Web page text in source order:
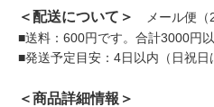
＜配送について＞
メール便（
■送料：600円です。合計3000円
■発送予定目安：4日以内（日祝日
＜商品詳細情報＞